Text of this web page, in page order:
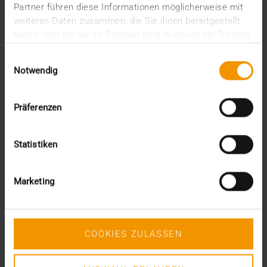
Partner führen diese Informationen möglicherweise mit
weiteren Daten zusammen, die Sie ihnen bereitgestellt
Notwendig
Präferenzen
Statistiken
Marketing
COOKIES ZULASSEN
HIMSS 2019: Delegations-Treffpunkt
20.02.2019